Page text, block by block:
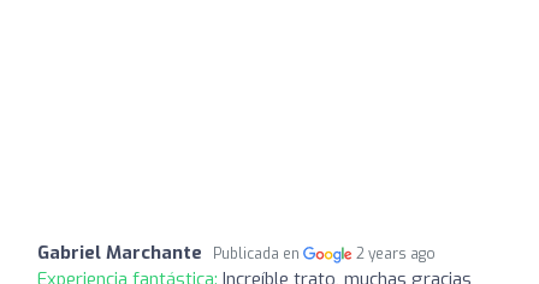
Gabriel Marchante Publicada en 2 years ago
Experiencia fantástica: Increíble trato, muchas gracias